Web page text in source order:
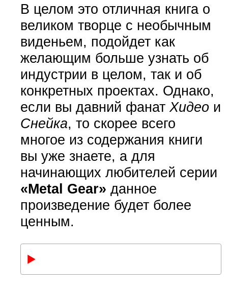
В целом это отличная книга о
великом творце с необычным
виденьем, подойдет как
желающим больше узнать об
индустрии в целом, так и об
конкретных проектах. Однако,
если вы давний фанат Хидеои
Снейка, то скорее всего
многое из содержания книги
вы уже знаете, а для
начинающих любителей серии
«Metal Gear» данное
произведение будет более
ценным.